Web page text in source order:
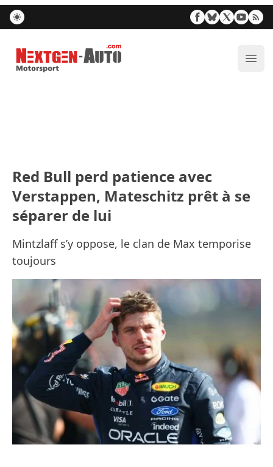
Nextgen-Auto.com
Red Bull perd patience avec
Verstappen, Mateschitz prêt à se
séparer de lui
Mintzlaff s’y oppose, le clan de Max temporise
toujours